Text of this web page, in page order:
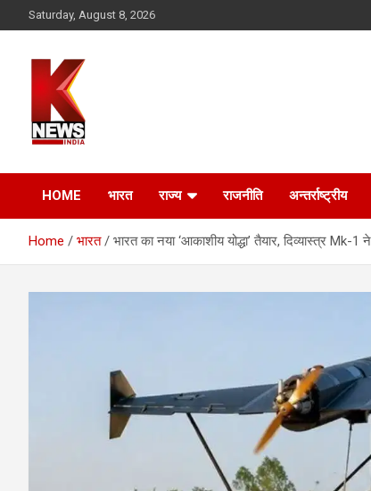
to
Saturday, August 8, 2026
HOME भारत राज्य राजनीति अन्तर्राष्ट्रीय
Home भारत भारत का नया ‘आकाशीय योद्धा’ तैयार, दिव्यास्त्र Mk-